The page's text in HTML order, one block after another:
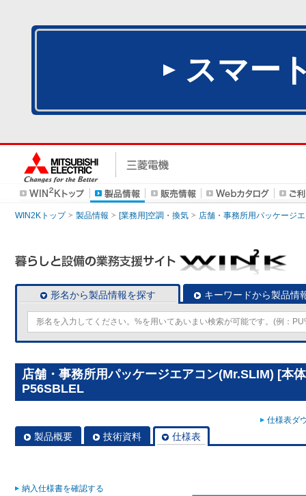
スマー
WIN2Kトップ 製品情報 [業務用]空調・換気 店舗・事務所用パッケージ
形名から製品情報を探す キーワードから製品情
店舗・事務所用パッケージエアコン(Mr.SLIM) [本
P56SBLEL
仕様表ダ
製品概要 技術資料 仕様表
納入仕様書を確認する